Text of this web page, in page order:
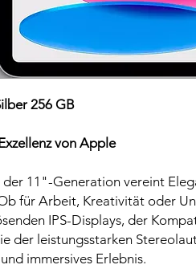
256 GB
von Apple
11"-Generation vereint
für Arbeit, Kreativität oder
IPS-Displays, der
der leistungsstarken
immersives Erlebnis.